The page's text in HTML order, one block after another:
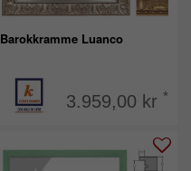
Barokkramme Luanco
3.959,00 kr *